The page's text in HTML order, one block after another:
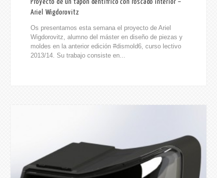
Ariel Wigdorovitz
Os presentamos esta semana el proyecto de Ariel
Wigdorovitz, alumno del máster en diseño de piezas y
moldes en la anterior edición #dismold6, curso lectivo
2013/14. Su trabajo consiste en...